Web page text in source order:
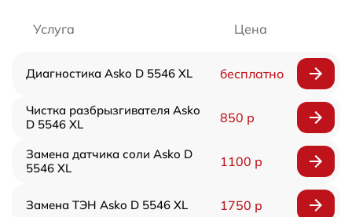
Услуга Цена
Диагностика Asko D 5546 XL бесплатно
Чистка разбрызгивателя Asko
D 5546 XL
850 р
Замена датчика соли Asko D
5546 XL
1100 р
Замена ТЭН Asko D 5546 XL 1750 р